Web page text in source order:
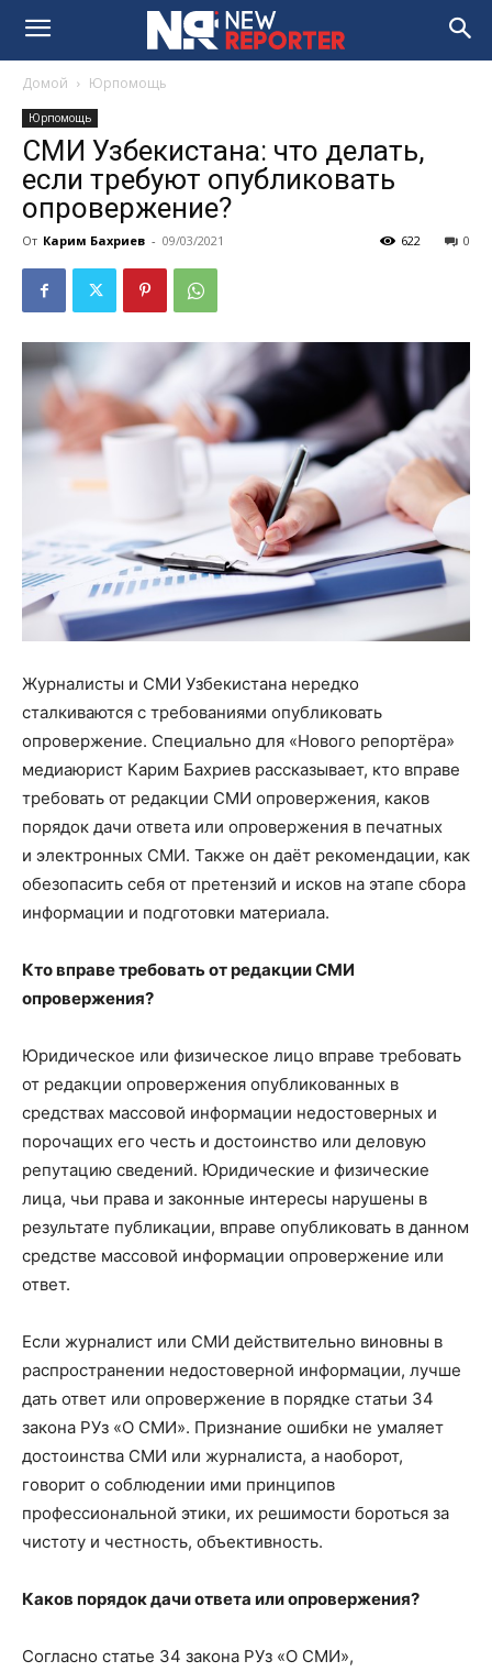
Домой Юрпомощь
Юрпомощь
СМИ Узбекистана: что делать,
если требуют опубликовать
опровержение?
От Карим Бахриев - 09/03/2021 0
622
Журналисты и СМИ Узбекистана нередко
сталкиваются с требованиями опубликовать
опровержение. Специально для «Нового репортёра»
медиаюрист Карим Бахриев рассказывает, кто вправе
требовать от редакции СМИ опровержения, каков
порядок дачи ответа или опровержения в печатных
и электронных СМИ. Также он даёт рекомендации, как
обезопасить себя от претензий и исков на этапе сбора
информации и подготовки материала.
Кто вправе требовать от редакции СМИ
опровержения?
Юридическое или физическое лицо вправе требовать
от редакции опровержения опубликованных в
средствах массовой информации недостоверных и
порочащих его честь и достоинство или деловую
репутацию сведений. Юридические и физические
лица, чьи права и законные интересы нарушены в
результате публикации, вправе опубликовать в данном
средстве массовой информации опровержение или
ответ.
Если журналист или СМИ действительно виновны в
распространении недостоверной информации, лучше
дать ответ или опровержение в порядке статьи 34
закона РУз «О СМИ». Признание ошибки не умаляет
достоинства СМИ или журналиста, а наоборот,
говорит о соблюдении ими принципов
профессиональной этики, их решимости бороться за
чистоту и честность, объективность.
Каков порядок дачи ответа или опровержения?
Согласно статье 34 закона РУз «О СМИ»,